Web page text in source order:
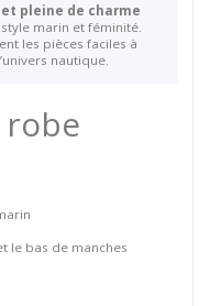
pleine de charme
marin et féminité.
les pièces faciles à
nautique.
robe
le bas de manches